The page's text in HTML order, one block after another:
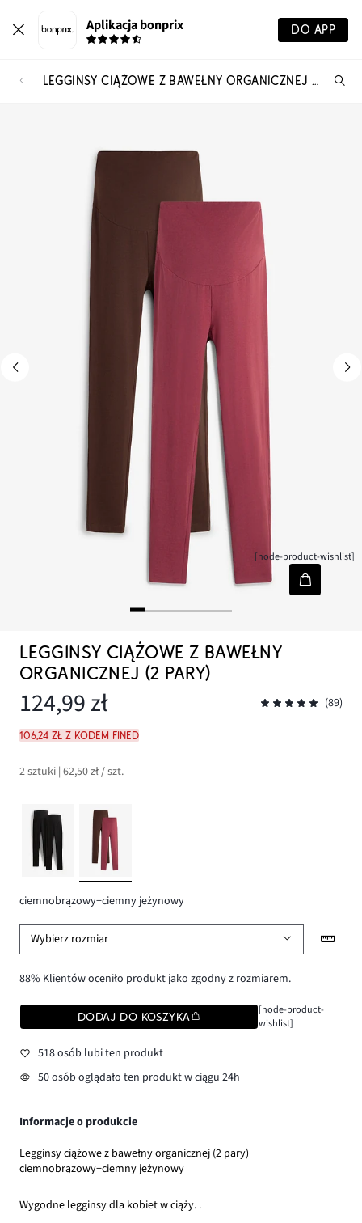
Aplikacja bonprix DO APP
LEGGINSY CIĄŻOWE Z BAWEŁNY ORGANICZNEJ (2 PARY)
[node-product-wishlist]
LEGGINSY CIĄŻOWE Z BAWEŁNY
ORGANICZNEJ (2 PARY)
124,99 zł (89)
106,24 zł z kodem FINED
2 sztuki | 62,50 zł / szt.
ciemnobrązowy+ciemny jeżynowy
Wybierz rozmiar
88% Klientów oceniło produkt jako zgodny z rozmiarem.
DODAJ DO KOSZYKA
[node-product-
wishlist]
518 osób lubi ten produkt
50 osób oglądało ten produkt w ciągu 24h
Informacje o produkcie
Legginsy ciążowe z bawełny organicznej (2 pary)
ciemnobrązowy+ciemny jeżynowy
Wygodne legginsy dla kobiet w ciąży. .